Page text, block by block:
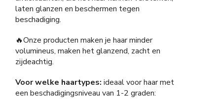
laten glanzen en beschermen tegen
beschadiging.
🔥Onze producten maken je haar minder
volumineus, maken het glanzend, zacht en
zijdeachtig.
Voor welke haartypes: ideaal voor haar met
een beschadigingsniveau van 1-2 graden: